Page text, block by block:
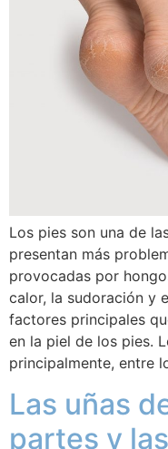
Los pies son una de
presentan más
provocadas por
calor, la sudoración y
factores principales
en la piel de los pies.
principalmente, entre
Las uñas
partes y